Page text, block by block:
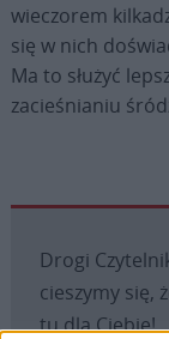
wieczorem
się w nich
Ma to służyć
zacieśnianiu
Drogi
cieszymy się,
tu dla Ciebie!